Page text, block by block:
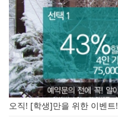
오직! [학생]만을 위한 이벤트!